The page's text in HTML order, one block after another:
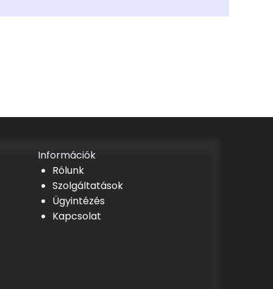
Információk
Rólunk
Szolgáltatások
Ügyintézés
Kapcsolat